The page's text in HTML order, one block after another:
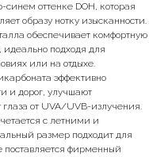
оттенке DOH, которая
образу нотку изысканности.
обеспечивает комфортную
идеально подходя для
или на отдыхе.
эффективно
и дорог, улучшают
от UVA/UVB-излучения.
с летними и
размер подходит для
поставляется фирменный